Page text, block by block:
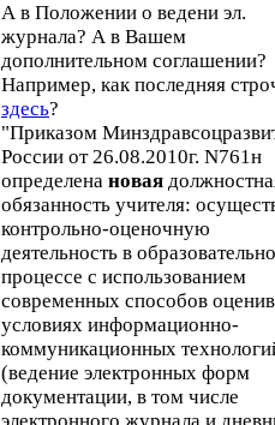
А в Положении о ведени эл.
журнала? А в Вашем
дополнительном соглашении?
Например, как последняя
здесь?
"Приказом
России от 26.08.2010г. N761н
определена новая
обязанность учителя:
контрольно-оценочную
деятельность в
процессе с использованием
современных способов
условиях информационно-
коммуникационных
(ведение электронных форм
документации, в том числе